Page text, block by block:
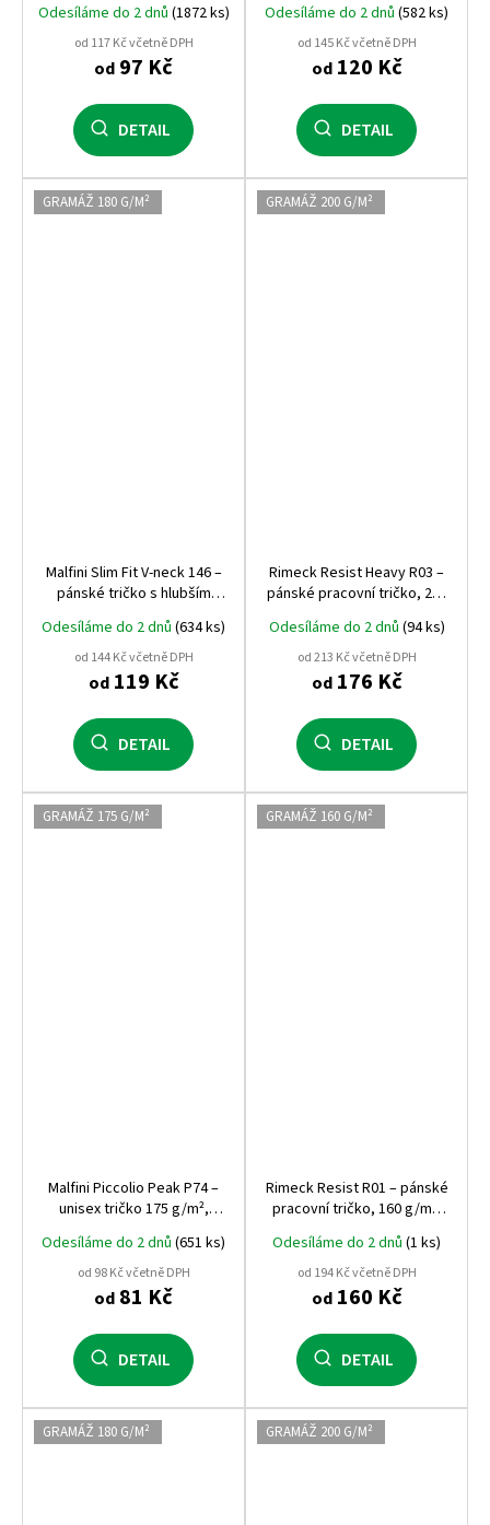
pracovní tričko vhodné pro
potisk
Odesíláme do 2 dnů (1872 ks)
od 117 Kč včetně DPH
od 97 Kč
DETAIL
bavlna, ideální pro potisk,
bestseller Piccolio
Odesíláme do 2 dnů (582 ks)
od 145 Kč včetně DPH
od120 Kč
DETAIL
GRAMÁŽ 180 G/M²
Malfini Slim Fit V‑neck 146 –
pánské tričko s hlubším
výstřihem do V, 180 g/m²,
100% bavlna, silikonová
úprava
Odesíláme do 2 dnů (634 ks)
od 144 Kč včetně DPH
od119 Kč
DETAIL
GRAMÁŽ 200 G/M²
Rimeck Resist Heavy R03 –
pánské pracovní tričko, 200
g/m², 100% předsrážená
bavlna, vysoká odolnost
Odesíláme do 2 dnů (94 ks)
od 213 Kč včetně DPH
od176 Kč
DETAIL
GRAMÁŽ 175 G/M²
Malfini Piccolio Peak P74 –
unisex tričko 175 g/m²,
100% bavlna, tubulární střih,
ideální pro potisk
Odesíláme do 2 dnů (651 ks)
od 98 Kč včetně DPH
od 81 Kč
DETAIL
GRAMÁŽ 160 G/M²
Rimeck Resist R01 – pánské
pracovní tričko, 160 g/m²,
100% předsrážená bavlna,
praní až na 95 °C
Odesíláme do 2 dnů (1 ks)
od 194 Kč včetně DPH
od160 Kč
DETAIL
GRAMÁŽ 180 G/M² GRAMÁŽ 200 G/M²